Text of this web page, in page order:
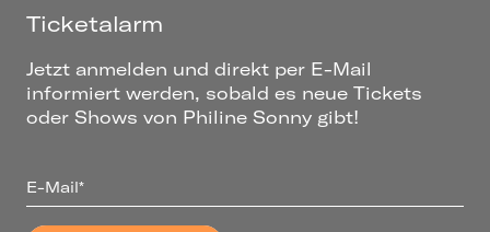
Ticketalarm
Jetzt anmelden und direkt per E-Mail
informiert werden, sobald es neue Tickets
oder Shows von Philine Sonny gibt!
E-Mail*